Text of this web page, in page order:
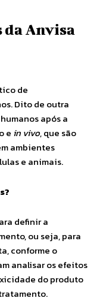
da Anvisa
de
Dito de outra
após a
e in vivo, que são
ambientes
e animais.
definir a
ou seja, para
conforme o
analisar os efeitos
do produto